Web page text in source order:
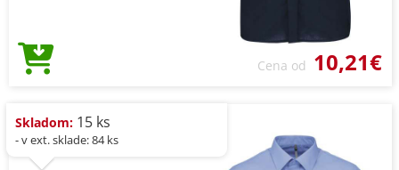
Cena od 10,21€
Skladom: 15 ks
- v ext. sklade: 84 ks